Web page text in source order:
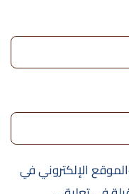
الإلكتروني في